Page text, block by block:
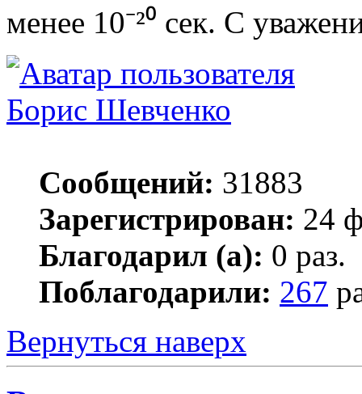
менее 10⁻²⁰ сек. С
Борис Шевченко
Сообщений: 31883
Зарегистрирован: 24
Благодарил (а): 0 раз.
Поблагодарили: 267
Вернуться наверх